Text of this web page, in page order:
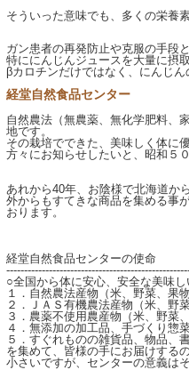
そういった意味でも、多くの栄養
ガン患者の再発防止や克服の手段
特ににんじんジュースを大量に摂
βカロチンだけではなく、にんじ
経堂自然食品センター
自然農法（無農薬、無化学肥料、
地です。
その栽培でできた、美味しく体に
方々にお知らせしたいと、昭和５
あれから40年、お陰様で北海道か
外からもすてきな商品を集める事
おります。
経堂自然食品センターの使命
○全国から体に安心、安全な美味し
１．自然農法産物（米、野菜、果
２．ＪＡＳ有機農法産物（米、野
３．農薬不使用農産物（米、野菜
４．無添加の加工品、手づくり惣
５．すぐれものの雑貨品、物品
を集めて、皆様の手にお届けする
小さいですが、センターの意義は